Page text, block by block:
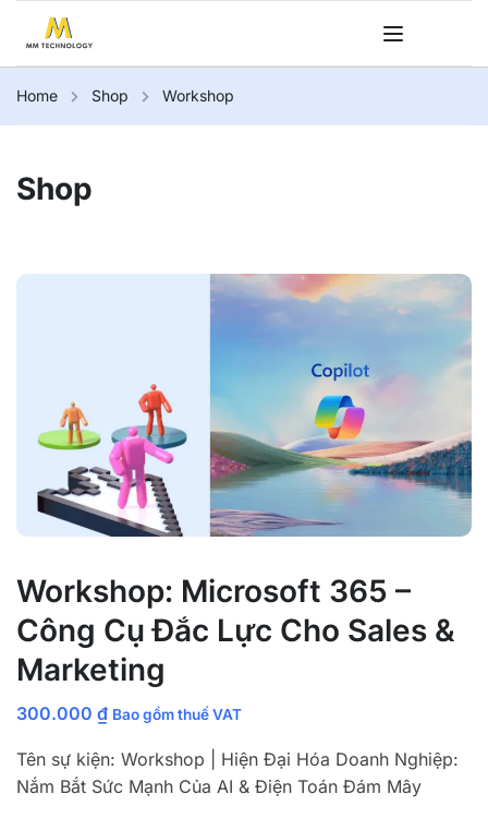
Home Shop Workshop
Shop
Workshop: Microsoft 365 –
Công Cụ Đắc Lực Cho Sales &
Marketing
300.000 ₫ Bao gồm thuế VAT
Tên sự kiện: Workshop | Hiện Đại Hóa Doanh Nghiệp:
Nắm Bắt Sức Mạnh Của AI & Điện Toán Đám Mây